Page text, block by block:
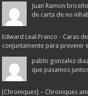
Juan Ramon
de carta de no
Edward Leal Franco - Caras
conjuntamente para prevenir
pablo gonzalez
que pasamos
[Chroniques] – Chroniques